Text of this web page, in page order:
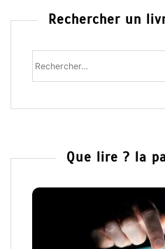
Rechercher un
Rechercher
Que lire ? la